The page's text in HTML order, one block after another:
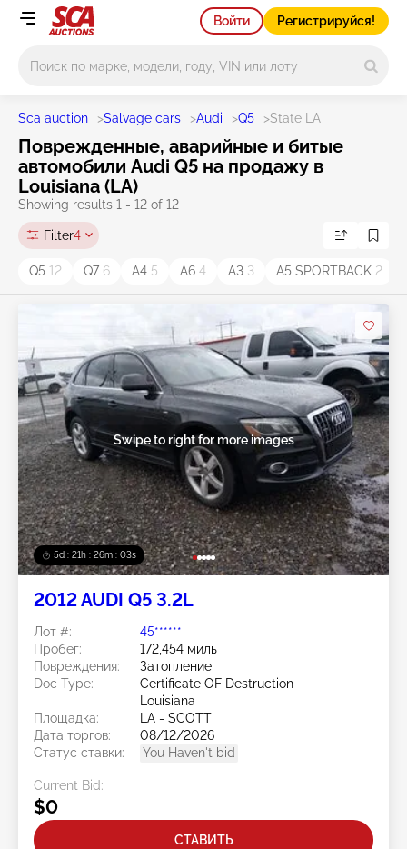
Войти Регистрируйся!
Sca auction >Salvage cars >Audi >Q5 >State LA
Поврежденные, аварийные и битые
автомобили Audi Q5 на продажу в
Louisiana (LA)
Showing results 1 - 12 of 12
Filter4
Q5 12 Q7 6 A4 5 A6 4 A3 3 A5 SPORTBACK 2
5d : 21h : 26m : 01s
Swipe to right for more images
2012 AUDI Q5 3.2L
Лот #:
45******
Пробег:
172,454 миль
Повреждения:
Затопление
Doc Type:
Certificate OF Destruction
Louisiana
Площадка:
LA - SCOTT
Дата торгов:
08/12/2026
Статус ставки:
You Haven't bid
Current Bid:
$0
СТАВИТЬ